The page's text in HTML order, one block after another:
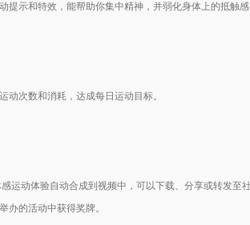
提示和特效，能帮助你集中精神，并弱化身体上的抵触
动次数和消耗，达成每日运动目标。
运动体验自动合成到视频中，可以下载、分享或转发至社
办的活动中获得奖牌。